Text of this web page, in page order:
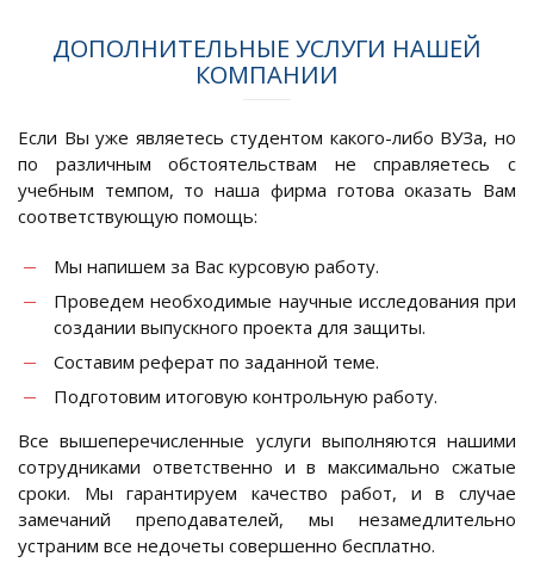
ДОПОЛНИТЕЛЬНЫЕ УСЛУГИ НАШЕЙ
КОМПАНИИ
Если Вы уже являетесь студентом какого-либо ВУЗа, но
по различным обстоятельствам не справляетесь с
учебным темпом, то наша фирма готова оказать Вам
соответствующую помощь:
Мы напишем за Вас курсовую работу.
Проведем необходимые научные исследования при
создании выпускного проекта для защиты.
Составим реферат по заданной теме.
Подготовим итоговую контрольную работу.
Все вышеперечисленные услуги выполняются нашими
сотрудниками ответственно и в максимально сжатые
сроки. Мы гарантируем качество работ, и в случае
замечаний преподавателей, мы незамедлительно
устраним все недочеты совершенно бесплатно.